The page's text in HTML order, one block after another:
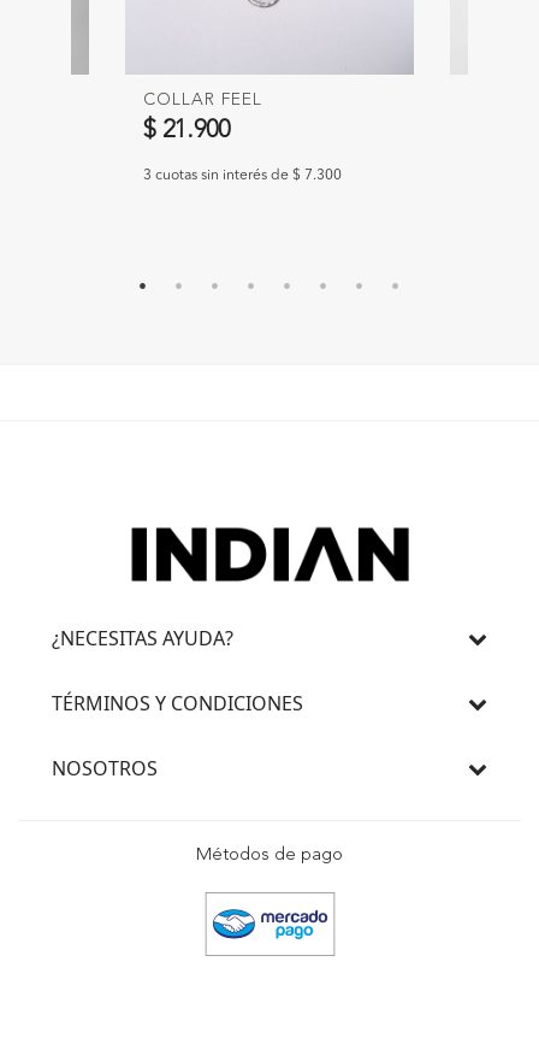
COLLAR FEEL
$ 21.900
3 cuotas sin interés de $ 7.300
¿NECESITAS AYUDA?
TÉRMINOS Y CONDICIONES
NOSOTROS
Métodos de pago